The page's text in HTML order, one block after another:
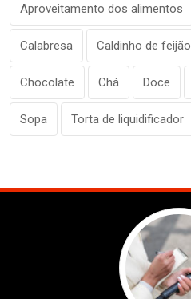
Aproveitamento dos alimentos
Calabresa Caldinho de feijão
Chocolate Chá Doce
Sopa Torta de liquidificador